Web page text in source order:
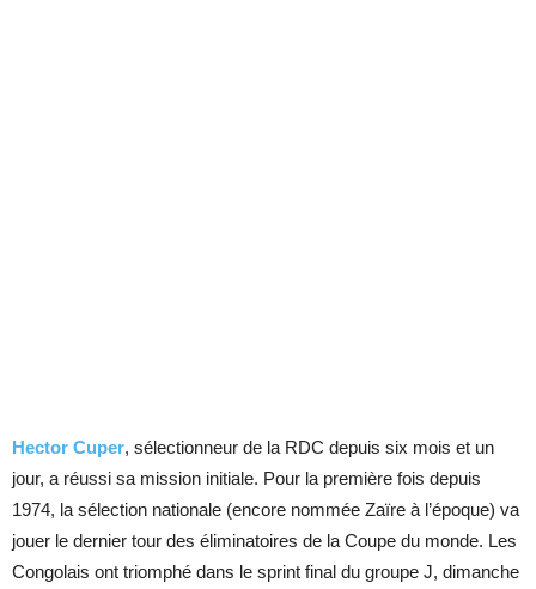
Hector Cuper, sélectionneur de la RDC depuis six mois et un
jour, a réussi sa mission initiale. Pour la première fois depuis
1974, la sélection nationale (encore nommée Zaïre à l’époque) va
jouer le dernier tour des éliminatoires de la Coupe du monde. Les
Congolais ont triomphé dans le sprint final du groupe J, dimanche